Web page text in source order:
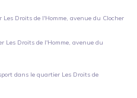
Les Droits de l'Homme, avenue du Clocher
Les Droits de l'Homme, avenue du
dans le quartier Les Droits de